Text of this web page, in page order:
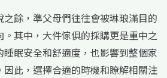
餘，準父母們往往會被琳琅滿目的
其中，大件傢俱的採購更是重中之
眠安全和舒適度，也影響到整個家
此，選擇合適的時機和瞭解相關注